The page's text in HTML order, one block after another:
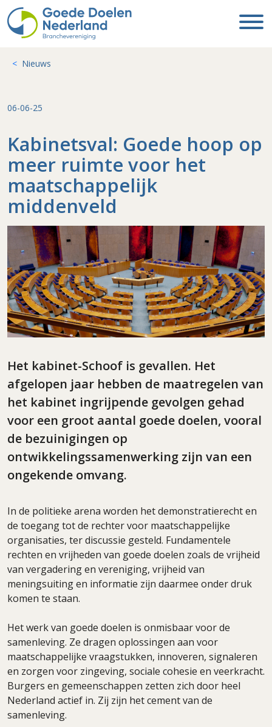
Nieuws
06-06-25
Kabinetsval: Goede hoop op
meer ruimte voor het
maatschappelijk
middenveld
Het kabinet-Schoof is gevallen. Het
afgelopen jaar hebben de maatregelen van
het kabinet ingrijpende gevolgen gehad
voor een groot aantal goede doelen, vooral
de bezuinigingen op
ontwikkelingssamenwerking zijn van een
ongekende omvang.
In de politieke arena worden het demonstratierecht en
de toegang tot de rechter voor maatschappelijke
organisaties, ter discussie gesteld. Fundamentele
rechten en vrijheden van goede doelen zoals de vrijheid
van vergadering en vereniging, vrijheid van
meningsuiting en informatie zijn daarmee onder druk
komen te staan.
Het werk van goede doelen is onmisbaar voor de
samenleving. Ze dragen oplossingen aan voor
maatschappelijke vraagstukken, innoveren, signaleren
en zorgen voor zingeving, sociale cohesie en veerkracht.
Burgers en gemeenschappen zetten zich door heel
Nederland actief in. Zij zijn het cement van de
samenleving.